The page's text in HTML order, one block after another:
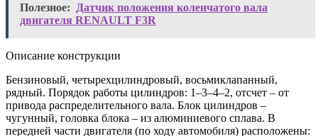
Полезное:
Датчик положения коленчатого вала
двигателя RENAULT F3R
Описание конструкции
Бензиновый, четырехцилиндровый, восьмиклапанный,
рядный. Порядок работы цилиндров: 1–3–4–2, отсчет – от
привода распределительного вала. Блок цилиндров –
чугунный, головка блока – из алюминиевого сплава. В
передней части двигателя (по ходу автомобиля) расположены: